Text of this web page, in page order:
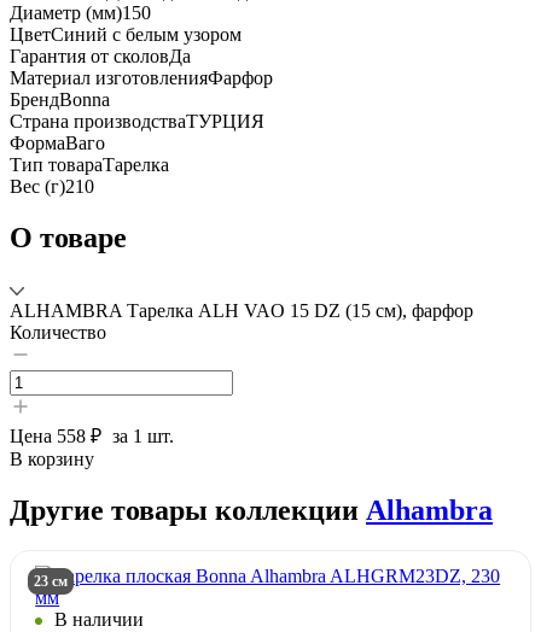
Диаметр (мм)150
ЦветСиний с белым узором
Гарантия от сколовДа
Материал изготовленияФарфор
БрендBonna
Страна производстваТУРЦИЯ
ФормаВаго
Тип товараТарелка
Вес (г)210
О товаре
ALHAMBRA Тарелка ALH VAO 15 DZ (15 см), фарфор
Количество
Цена 558 ₽ за 1 шт.
В корзину
Другие товары коллекции Alhambra
23 см
В наличии